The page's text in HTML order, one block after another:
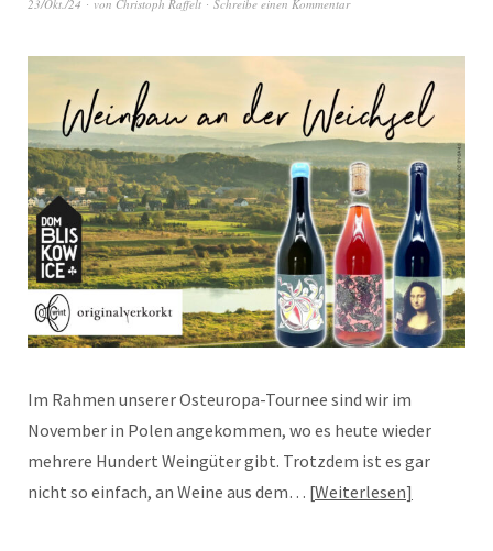
23/Okt./24 von Christoph Raffelt Schreibe einen Kommentar
Im Rahmen unserer Osteuropa-Tournee sind wir im
November in Polen angekommen, wo es heute wieder
mehrere Hundert Weingüter gibt. Trotzdem ist es gar
nicht so einfach, an Weine aus dem… Weiterlesen